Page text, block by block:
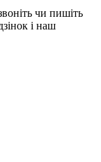
чи пишіть
і наш